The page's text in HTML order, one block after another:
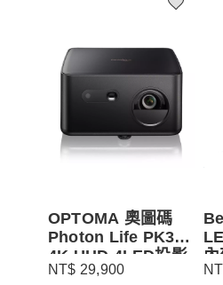
OPTOMA 奧圖碼
Photon Life PK32
4K UHD 4LED投影
機 2000流明
NT$ 29,900